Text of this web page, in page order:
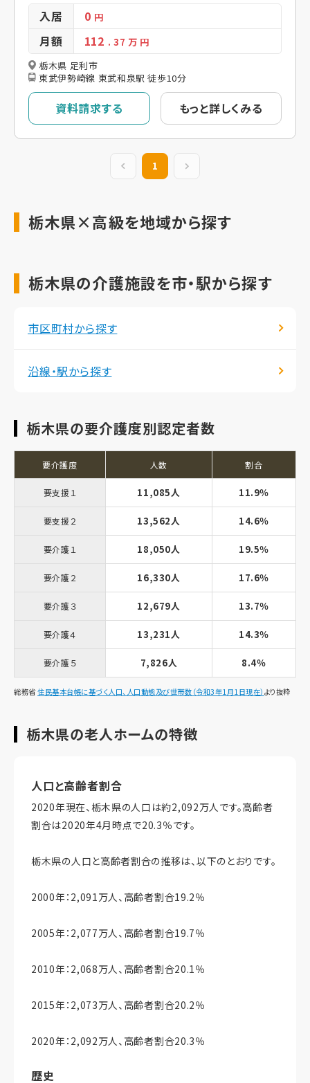
入居 0 円
月額 112 . 37万 円
栃木県 足利市
東武伊勢崎線 東武和泉駅 徒歩10分
資料請求する もっと詳しくみる
前の20件
1
栃木県×高級を地域から探す
栃木県の介護施設を市・駅から探す
市区町村から探す
沿線・駅から探す
栃木県の要介護度別認定者数
要介護度 人数 割合
要支援１ 11,085人 11.9％
要支援２ 13,562人 14.6％
要介護１ 18,050人 19.5％
要介護２ 16,330人 17.6％
要介護３ 12,679人 13.7％
要介護４ 13,231人 14.3％
要介護５ 7,826人 8.4％
総務省住民基本台帳に基づく人口、人口動態及び世帯数（令和3年1月1日現在） より抜粋
栃木県の老人ホームの特徴
人口と高齢者割合
2020年現在、栃木県の人口は約2,092万人です。高齢者
割合は2020年4月時点で20.3％です。
栃木県の人口と高齢者割合の推移は、以下のとおりです。
2000年：2,091万人、高齢者割合19.2％
2005年：2,077万人、高齢者割合19.7％
2010年：2,068万人、高齢者割合20.1％
2015年：2,073万人、高齢者割合20.2％
2020年：2,092万人、高齢者割合20.3％
歴史